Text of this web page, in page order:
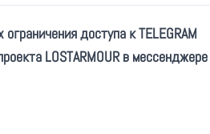
доступа к TELEGRAM
LOSTARMOUR в мессенджере